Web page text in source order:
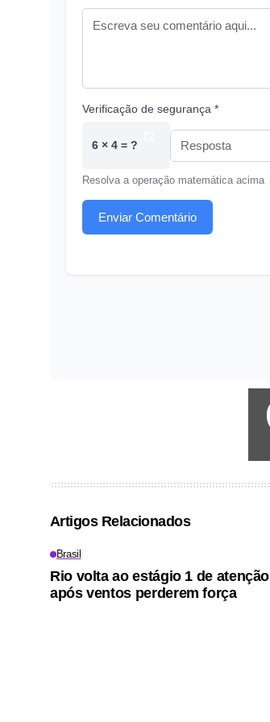
Verificação de segurança *
6 × 4 = ?
Resolva a operação matemática acima
Enviar Comentário
Artigos Relacionados
Brasil
Rio volta ao estágio 1 de atenção
após ventos perderem força